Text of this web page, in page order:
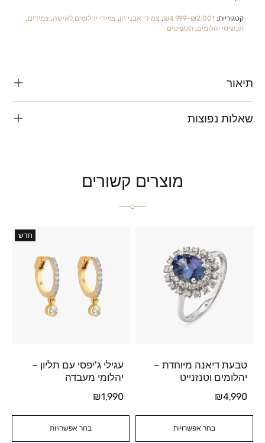
קטגוריות:₪2,001-₪4,999
, צמידי אבני חן, צמידי יהלומים לאישה, צמידים,
תכשיטי יהלומים,תכשיטים
תיאור
שאלות נפוצות
מוצרים קשורים
בחר אפשרויות
טבעת דיאנה מיוחדת –
יהלומים וטנזנייט
₪4,990
חדש
בחר אפשרויות
עגילי ג'יפסי עם תליון –
יהלומי מעבדה
₪1,990